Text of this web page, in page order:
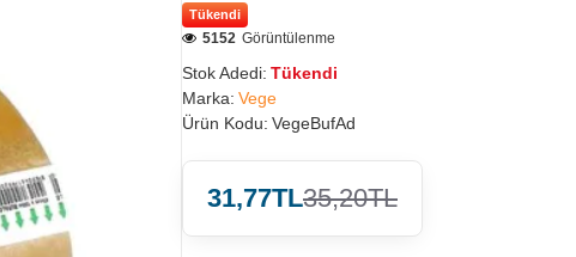
Tükendi
Stok Adedi: Tükendi
Marka: Vege
Ürün Kodu: VegeBufAd
5152 Görüntülenme
31,77TL35,20TL